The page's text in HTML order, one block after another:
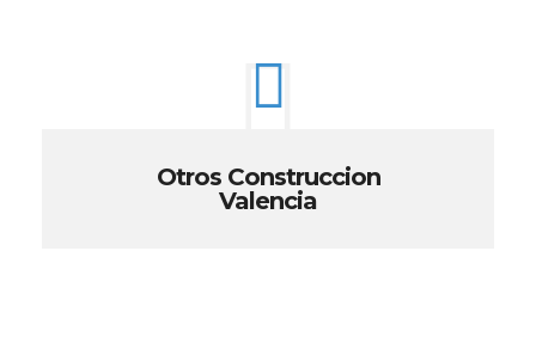
Otros Construccion
Valencia